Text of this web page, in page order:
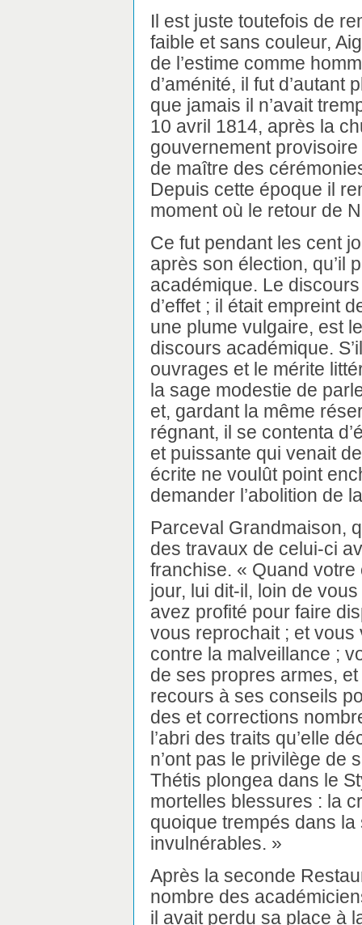
Il est juste toutefois de
faible et sans couleur,
de l’estime comme
d’aménité, il fut
que jamais il n’avait
10 avril 1814, après la
gouvernement
de maître des
Depuis cette époque il
moment où le retour de
Ce fut pendant les cent
après son élection, qu’il
académique. Le
d’effet ; il était empreint
une plume vulgaire, est
discours académique.
ouvrages et le mérite
la sage modestie de
et, gardant la même
régnant, il se contenta
et puissante qui venait
écrite ne voulût point
demander l’abolition de
Parceval Grandmaison,
des travaux de celui-ci
franchise. « Quand votre
jour, lui dit-il, loin de
avez profité pour faire
vous reprochait ; et
contre la malveillance ;
de ses propres armes,
recours à ses conseils
des et corrections
l’abri des traits qu’elle
n’ont pas le privilège de
Thétis plongea dans le
mortelles blessures : la
quoique trempés dans
invulnérables. »
Après la seconde
nombre des
il avait perdu sa place à